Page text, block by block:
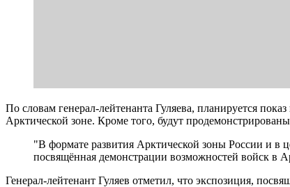
По словам генерал-лейтенанта Гуляева, планируется
Арктической зоне. Кроме того, будут
"В формате развития Арктической зоны России и в
посвящённая демонстрации возможностей войск
Генерал-лейтенант Гуляев отметил, что экспозиция,